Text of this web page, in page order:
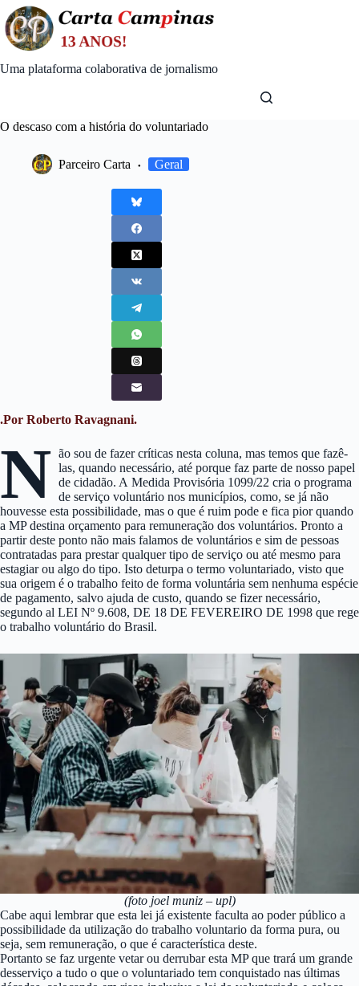
Skip
to
content
Uma plataforma colaborativa de jornalismo
O descaso com a história do voluntariado
Parceiro Carta Geral
.Por Roberto Ravagnani.
N ão sou de fazer críticas nesta coluna, mas temos que fazê-
las, quando necessário, até porque faz parte de nosso papel
de cidadão. A Medida Provisória 1099/22 cria o programa
de serviço voluntário nos municípios, como, se já não
houvesse esta possibilidade, mas o que é ruim pode e fica pior quando
a MP destina orçamento para remuneração dos voluntários. Pronto a
partir deste ponto não mais falamos de voluntários e sim de pessoas
contratadas para prestar qualquer tipo de serviço ou até mesmo para
estagiar ou algo do tipo. Isto deturpa o termo voluntariado, visto que
sua origem é o trabalho feito de forma voluntária sem nenhuma espécie
de pagamento, salvo ajuda de custo, quando se fizer necessário,
segundo al LEI Nº 9.608, DE 18 DE FEVEREIRO DE 1998 que rege
o trabalho voluntário do Brasil.
(foto joel muniz – upl)
Cabe aqui lembrar que esta lei já existente faculta ao poder público a
possibilidade da utilização do trabalho voluntario da forma pura, ou
seja, sem remuneração, o que é característica deste.
Portanto se faz urgente vetar ou derrubar esta MP que trará um grande
desserviço a tudo o que o voluntariado tem conquistado nas últimas